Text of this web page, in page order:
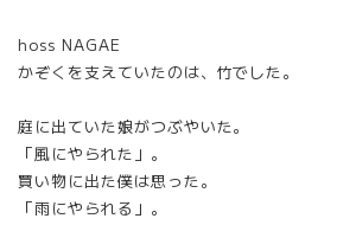
hoss NAGAE
かぞくを支えていたのは、竹でした。
庭に出ていた娘がつぶやいた。
「風にやられた」。
買い物に出た僕は思った。
「雨にやられる」。